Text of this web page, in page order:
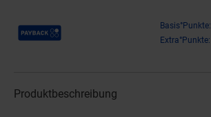
Payback Punkte Basis°Punkte:
Extra°Punkte:
Produktbeschreibung